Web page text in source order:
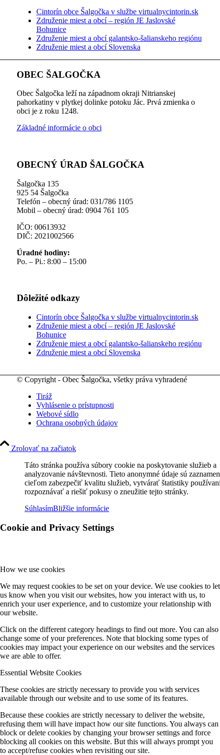
Cintorín obce Šalgočka v službe virtualnycintorin.sk
Združenie miest a obcí – región JE Jaslovské
Bohunice
Združenie miest a obcí galantsko-šalianskeho regiónu
Združenie miest a obcí Slovenska
OBEC ŠALGOČKA
Obec Šalgočka leží na západnom okraji Nitrianskej
pahorkatiny v plytkej dolinke potoku Jác. Prvá zmienka o
obci je z roku 1248.
Základné informácie o obci
OBECNÝ ÚRAD ŠALGOČKA
Šalgočka 135
925 54 Šalgočka
Telefón – obecný úrad: 031/786 1105
Mobil – obecný úrad: 0904 761 105
IČO: 00613932
DIČ: 2021002566
Úradné hodiny:
Po. – Pi.: 8:00 – 15:00
Dôležité odkazy
Cintorín obce Šalgočka v službe virtualnycintorin.sk
Združenie miest a obcí – región JE Jaslovské
Bohunice
Združenie miest a obcí galantsko-šalianskeho regiónu
Združenie miest a obcí Slovenska
© Copyright - Obec Šalgočka, všetky práva vyhradené
Tiráž
Vyhlásenie o prístupnosti
Webové sídlo
Ochrana osobných údajov
Zrolovať na začiatok
Táto stránka používa súbory cookie na poskytovanie služieb a
analyzovanie návštevnosti. Tieto anonymné údaje sú
cieľom zabezpečiť kvalitu služieb, vytvárať štatistiky
rozpoznávať a riešiť pokusy o zneužitie tejto stránky.
SúhlasímBližšie informácie
Cookie and Privacy Settings
How we use cookies
We may request cookies to be set on your device. We use cookies to let
us know when you visit our websites, how you interact with us, to
enrich your user experience, and to customize your relationship with
our website.
Click on the different category headings to find out more. You can also
change some of your preferences. Note that blocking some types of
cookies may impact your experience on our websites and the services
we are able to offer.
Essential Website Cookies
These cookies are strictly necessary to provide you with services
available through our website and to use some of its features.
Because these cookies are strictly necessary to deliver the website,
refusing them will have impact how our site functions. You always can
block or delete cookies by changing your browser settings and force
blocking all cookies on this website. But this will always prompt you
to accept/refuse cookies when revisiting our site.